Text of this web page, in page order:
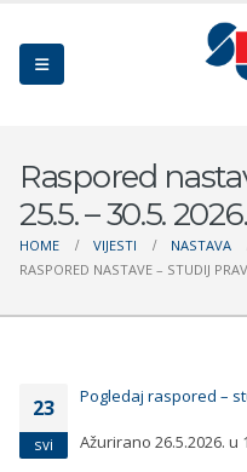
Raspored
25.5. – 30.5. 2026.
HOME VIJESTI
NASTAVA
RASPORED NASTAVE – STUDIJ
23
svi
Pogledaj raspored –
Ažurirano 26.5.2026. u